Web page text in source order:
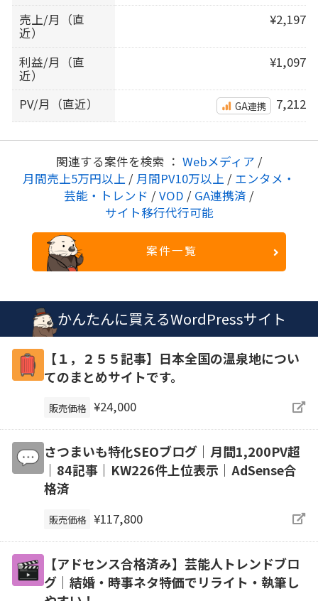
売上/月（直
近）
¥2,197
利益/月（直
近）
¥1,097
PV/月（直近） GA連携 7,212
関連する案件を検索 ： Webメディア /
月間売上5万円以上 / 月間PV10万以上 / エンタメ・
芸能・トレンド / VOD / GA連携済 /
サイト移行代行可能
案件一覧
かんたんに買えるWordPressサイト
【１，２５５記事】日本全国の温泉地につい
てのまとめサイトです。
販売価格 ¥24,000
さつまいも特化SEOブログ｜月間1,200PV超
｜84記事｜KW226件上位表示｜AdSense合
格済
販売価格 ¥117,800
【アドセンス合格済み】芸能人トレンドブロ
グ｜結婚・時事ネタ特価でリライト・執筆し